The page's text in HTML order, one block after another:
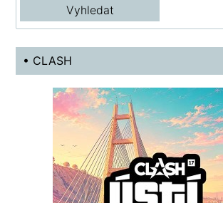
• CLASH